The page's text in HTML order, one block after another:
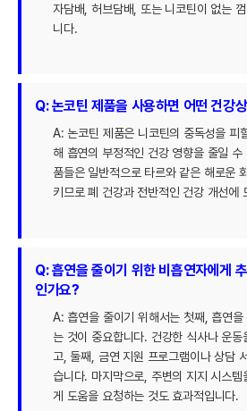
자담배, 허브담배, 또는 니코틴이 없는
니다.
Q: 논코틴 제품을 사용하면 어떤 건강
A: 논코틴 제품은 니코틴의 중독성을 피
해 흡연의 부정적인 건강 영향을 줄일 수
품들은 일반적으로 타르와 같은 해로운
키므로 폐 건강과 전반적인 건강 개선에
Q: 흡연을 줄이기 위한 비흡연자에게
인가요?
A: 흡연을 줄이기 위해서는 첫째, 흡연
는 것이 중요합니다. 건강한 식사나 운
고, 둘째, 금연 지원 프로그램이나 상담
습니다. 마지막으로, 주변의 지지 시스템
게 도움을 요청하는 것도 효과적입니다.